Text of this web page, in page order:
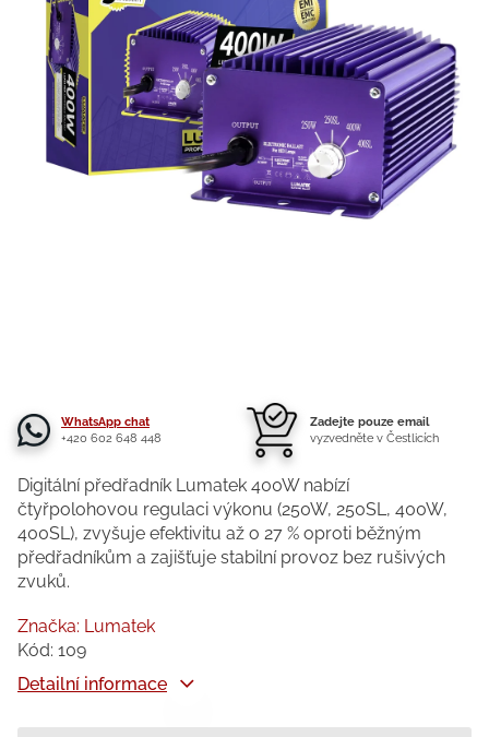
WhatsApp chat
+420 602 648 448
Zadejte pouze email
vyzvedněte v Čestlicích
Digitální předřadník Lumatek 400W nabízí
čtyřpolohovou regulaci výkonu (250W, 250SL, 400W,
400SL), zvyšuje efektivitu až o 27 % oproti běžným
předřadníkům a zajišťuje stabilní provoz bez rušivých
zvuků.
Detailní informace
Značka: Lumatek
Kód: 109